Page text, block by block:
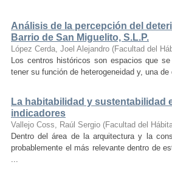
Análisis de la percepción del
Barrio de San Miguelito, S.L.P.
López Cerda, Joel Alejandro (Facultad del
Los centros históricos son espacios que
tener su función de heterogeneidad y, una
La habitabilidad y sustentabilidad
indicadores
Vallejo Coss, Raúl Sergio (Facultad del
Dentro del área de la arquitectura y la
probablemente el más relevante dentro de
...